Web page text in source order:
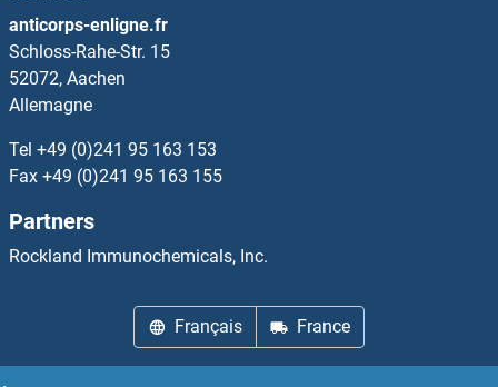
HPDL Anticorps
HPGDS Anticorps
HPR Anticorps
HPS1 Anticorps
anticorps-enligne.fr
Schloss-Rahe-Str. 15
52072, Aachen
Allemagne
Tel +49 (0)241 95 163 153
Fax +49 (0)241 95 163 155
Partners
Rockland Immunochemicals, Inc.
Français France